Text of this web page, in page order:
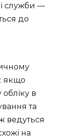
служби —
до
якщо
в
та
ведуться
на